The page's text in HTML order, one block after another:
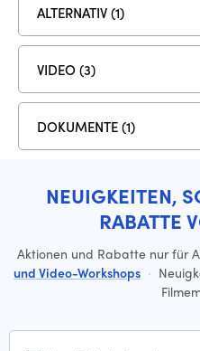
ALTERNATIV (1)
VIDEO (3)
DOKUMENTE (1)
NEUIGKEITEN,
RABATTE
Aktionen und Rabatte nur für
und Video-Workshops ·